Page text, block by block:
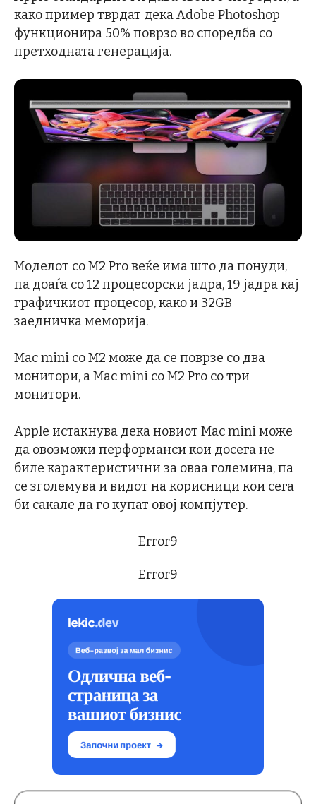
како пример тврдат дека Adobe Photoshop
функционира 50% поврзо во споредба со
претходната генерација.
Моделот со M2 Pro веќе има што да понуди,
па доаѓа со 12 процесорски јадра, 19 јадра кај
графичкиот процесор, како и 32GB
заедничка меморија.
Mac mini со M2 може да се поврзе со два
монитори, а Mac mini со M2 Pro со три
монитори.
Apple истакнува дека новиот Mac mini може
да овозможи перформанси кои досега не
биле карактеристични за оваа големина, па
се зголемува и видот на корисници кои сега
би сакале да го купат овој компјутер.
Error9
Error9